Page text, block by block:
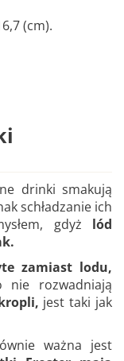
(cm).
drinki smakują
schładzanie ich
gdyż lód
zamiast lodu,
nie rozwadniają
jest taki jak
ważna jest